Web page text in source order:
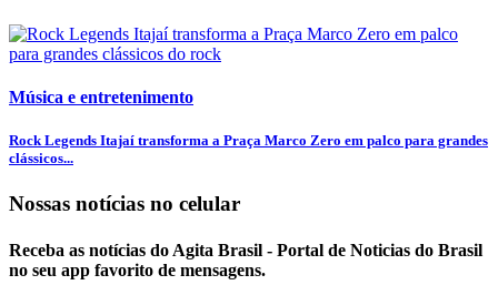
Música e entretenimento
Rock Legends Itajaí transforma a Praça Marco Zero em palco para grandes
clássicos...
Nossas notícias no celular
Receba as notícias do Agita Brasil - Portal de Noticias do Brasil
no seu app favorito de mensagens.